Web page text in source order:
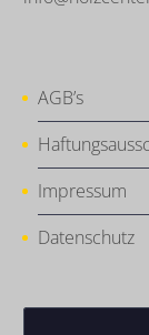
AGB’s
Impressum
Datenschutz